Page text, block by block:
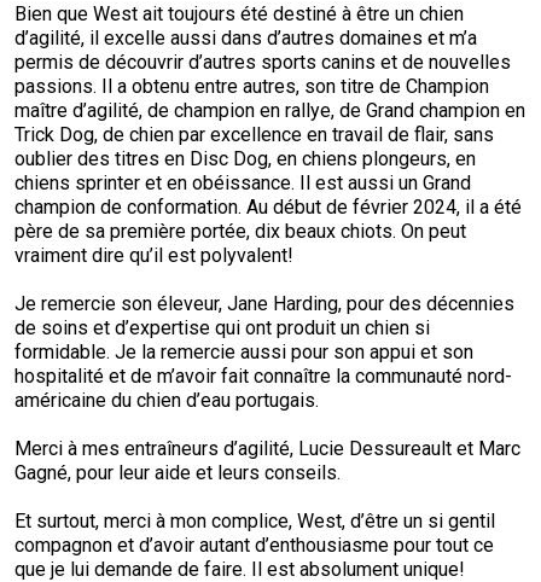
Bien que West ait toujours été destiné à être un chien
d’agilité, il excelle aussi dans d’autres domaines et m’a
permis de découvrir d’autres sports canins et de nouvelles
passions. Il a obtenu entre autres, son titre de Champion
maître d’agilité, de champion en rallye, de Grand champion en
Trick Dog, de chien par excellence en travail de flair, sans
oublier des titres en Disc Dog, en chiens plongeurs, en
chiens sprinter et en obéissance. Il est aussi un Grand
champion de conformation. Au début de février 2024, il a été
père de sa première portée, dix beaux chiots. On peut
vraiment dire qu’il est polyvalent!
Je remercie son éleveur, Jane Harding, pour des décennies
de soins et d’expertise qui ont produit un chien si
formidable. Je la remercie aussi pour son appui et son
hospitalité et de m’avoir fait connaître la communauté nord-
américaine du chien d’eau portugais.
Merci à mes entraîneurs d’agilité, Lucie Dessureault et Marc
Gagné, pour leur aide et leurs conseils.
Et surtout, merci à mon complice, West, d’être un si gentil
compagnon et d’avoir autant d’enthousiasme pour tout ce
que je lui demande de faire. Il est absolument unique!